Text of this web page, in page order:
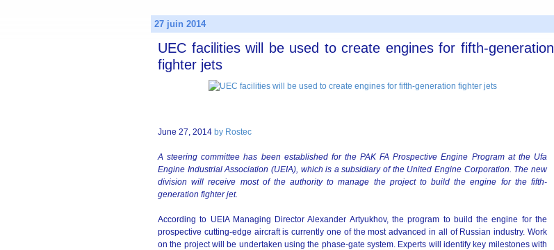
27 juin 2014
UEC facilities will be used to create engines for fifth-generation
fighter jets
June 27, 2014 by Rostec
A steering committee has been established for the PAK FA Prospective Engine Program at the Ufa
Engine Industrial Association (UEIA), which is a subsidiary of the United Engine Corporation. The new
division will receive most of the authority to manage the project to build the engine for the fifth-
generation fighter jet.
According to UEIA Managing Director Alexander Artyukhov, the program to build the engine for the
prospective cutting-edge aircraft is currently one of the most advanced in all of Russian industry. Work
on the project will be undertaken using the phase-gate system. Experts will identify key milestones with